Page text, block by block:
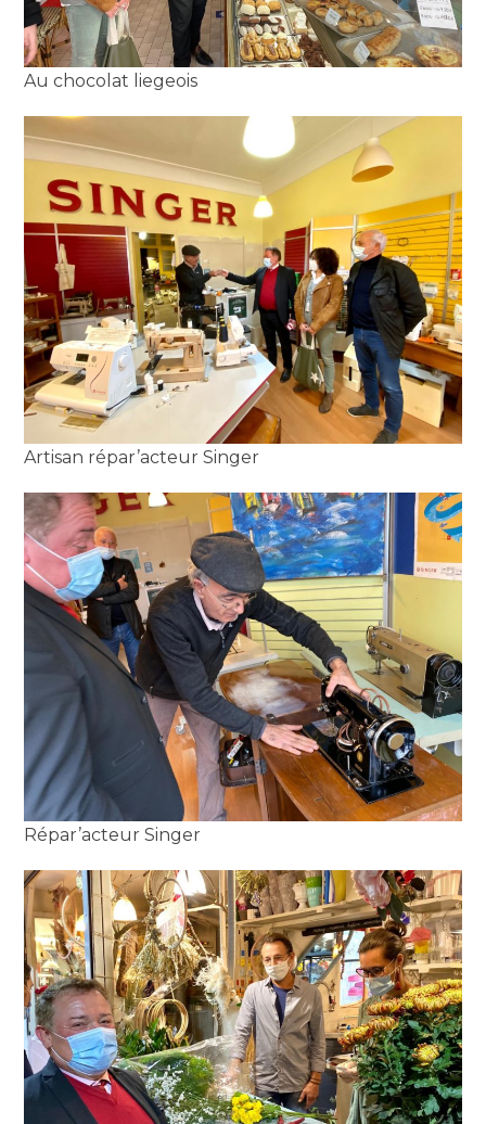
Au chocolat liegeois
Artisan répar’acteur Singer
Répar’acteur Singer